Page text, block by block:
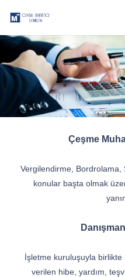
Çeşme
Vergilendirme, Bordrolama,
konular başta olmak
İşletme kuruluşuyla
verilen hibe, yardım,